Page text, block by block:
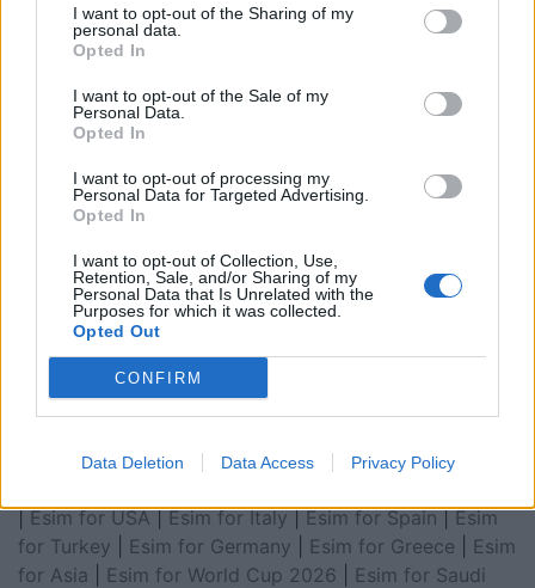
I want to opt-out of the Sharing of my
personal data.
Opted In
I want to opt-out of the Sale of my
Personal Data.
Opted In
I want to opt-out of processing my
Personal Data for Targeted Advertising.
Opted In
I want to opt-out of Collection, Use,
Retention, Sale, and/or Sharing of my
Personal Data that Is Unrelated with the
Purposes for which it was collected.
Opted Out
CONFIRM
Data Deletion Data Access Privacy Policy
|Esim for USA|Esim for Italy|Esim for Spain|Esim
for Turkey
Esim for Germany Esim for Greece
Esim
for Asia
Esim for World Cup 2026
Esim for Saudi